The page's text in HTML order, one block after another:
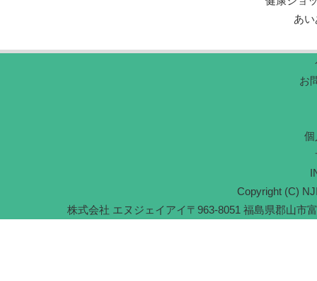
あ
お
個
Copyright (C)
株式会社 エヌジェイアイ〒963-8051 福島県郡山市